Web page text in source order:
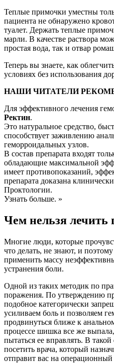
Теплые примочки уместны
пациента не обнаружено
туалет. Держать теплые
марли. В качестве раствора
простая вода, так и отвар
Теперь вы знаете, как
условиях без использования
НАШИ ЧИТАТЕЛИ
Для эффективного лечения
Ректин.
Это натуральное средство,
способствует заживлению
геморроидальных узлов.
В состав препарата входят
обладающие максимальной
имеет противопоказаний,
препарата доказана
Проктологии.
Узнать больше. »
Чем нельзя лечить
Многие люди, которые
что делать, не знают, и
применить массу
устранения боли.
Одной из таких методик по
поражения. По утверждению
подобное категорически
усиливаем боль и позволяем
продвинуться ближе к
процессе шишка все же
пытаться ее вправлять. В
посетить врача, который
отправит вас на операционный